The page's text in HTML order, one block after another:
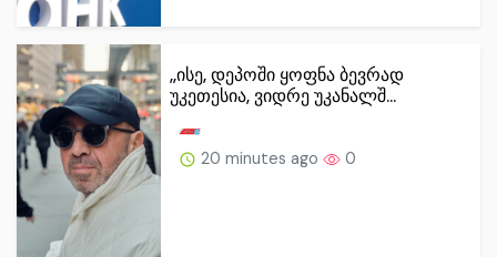
,,ისე, დეპოში ყოფნა ბევრად
უკეთესია, ვიდრე უკანალშ...
20 minutes ago 0